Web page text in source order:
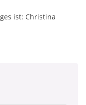
ist: Christina